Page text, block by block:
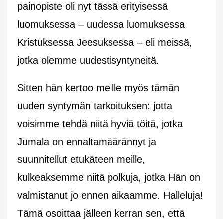
painopiste oli nyt tässä erityisessä
luomuksessa – uudessa luomuksessa
Kristuksessa Jeesuksessa – eli meissä,
jotka olemme uudestisyntyneitä.
Sitten hän kertoo meille myös tämän
uuden syntymän tarkoituksen: jotta
voisimme tehdä niitä hyviä töitä, jotka
Jumala on ennaltamäärännyt ja
suunnitellut etukäteen meille,
kulkeaksemme niitä polkuja, jotka Hän on
valmistanut jo ennen aikaamme. Halleluja!
Tämä osoittaa jälleen kerran sen, että